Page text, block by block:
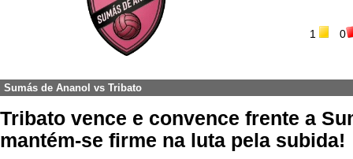
1 0
Sumás de Ananol vs Tribato
Tribato vence e convence frente a
mantém-se firme na luta pela subida!